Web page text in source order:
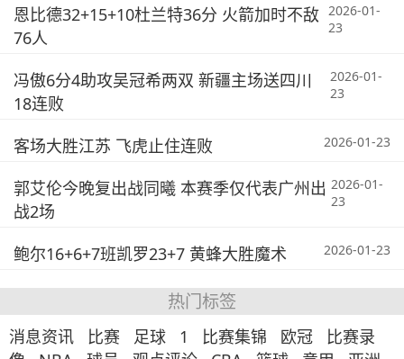
恩比德32+15+10杜兰特36分 火箭加时不敌
76人
2026-01-
23
冯傲6分4助攻吴冠希两双 新疆主场送四川
18连败
2026-01-
23
客场大胜江苏 飞虎止住连败 2026-01-23
郭艾伦今晚复出战同曦 本赛季仅代表广州出
战2场
2026-01-
23
鲍尔16+6+7班凯罗23+7 黄蜂大胜魔术 2026-01-23
热门标签
消息资讯 比赛 足球 1 比赛集锦 欧冠
比赛录